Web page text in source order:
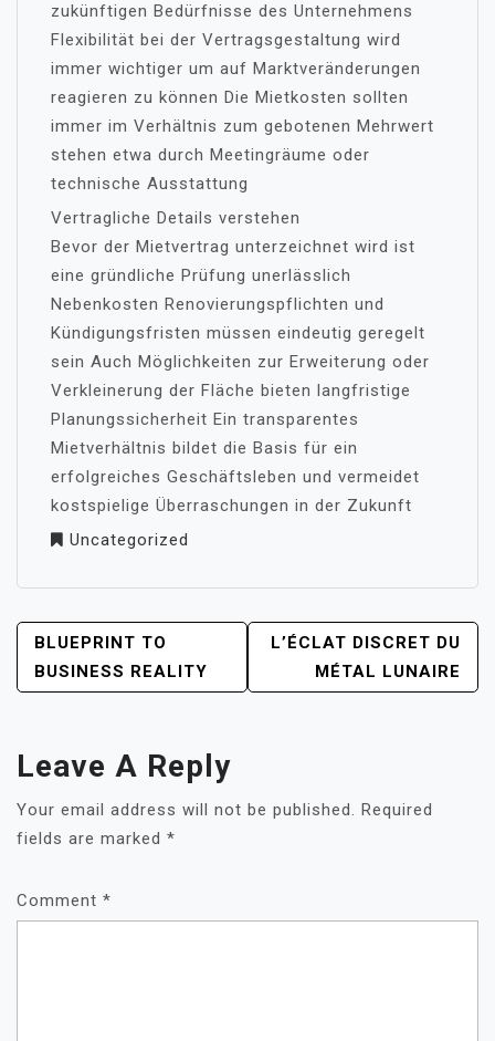
zukünftigen Bedürfnisse des Unternehmens
Flexibilität bei der Vertragsgestaltung wird
immer wichtiger um auf Marktveränderungen
reagieren zu können Die Mietkosten sollten
immer im Verhältnis zum gebotenen Mehrwert
stehen etwa durch Meetingräume oder
technische Ausstattung
Vertragliche Details verstehen
Bevor der Mietvertrag unterzeichnet wird ist
eine gründliche Prüfung unerlässlich
Nebenkosten Renovierungspflichten und
Kündigungsfristen müssen eindeutig geregelt
sein Auch Möglichkeiten zur Erweiterung oder
Verkleinerung der Fläche bieten langfristige
Planungssicherheit Ein transparentes
Mietverhältnis bildet die Basis für ein
erfolgreiches Geschäftsleben und vermeidet
kostspielige Überraschungen in der Zukunft
Uncategorized
POST
NAVIGATION
BLUEPRINT TO
BUSINESS REALITY
L’ÉCLAT DISCRET DU
MÉTAL LUNAIRE
Leave A Reply
Your email address will not be published. Required
fields are marked *
Comment *